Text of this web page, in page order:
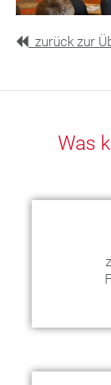
zurück zur
Was